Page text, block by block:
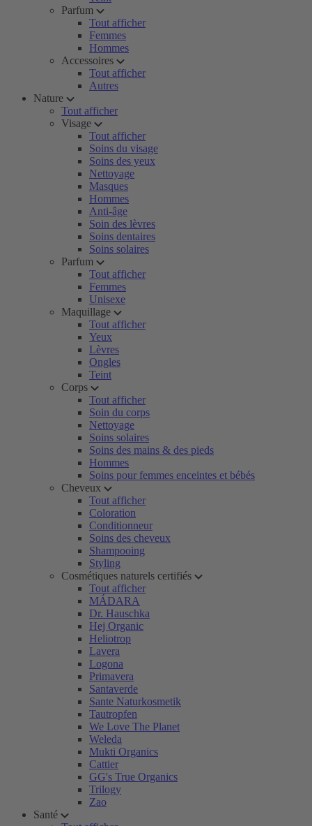
Parfum
Tout afficher
Femmes
Hommes
Accessoires
Tout afficher
Autres
Nature
Tout afficher
Visage
Tout afficher
Soins du visage
Soins des yeux
Nettoyage
Masques
Hommes
Anti-âge
Soin des lèvres
Soins dentaires
Soins solaires
Parfum
Tout afficher
Femmes
Unisexe
Maquillage
Tout afficher
Yeux
Lèvres
Ongles
Teint
Corps
Tout afficher
Soin du corps
Nettoyage
Soins solaires
Soins des mains & des pieds
Hommes
Soins pour femmes enceintes et bébés
Cheveux
Tout afficher
Coloration
Conditionneur
Soins des cheveux
Shampooing
Styling
Cosmétiques naturels certifiés
Tout afficher
MÁDARA
Dr. Hauschka
Hej Organic
Heliotrop
Lavera
Logona
Primavera
Santaverde
Sante Naturkosmetik
Tautropfen
We Love The Planet
Weleda
Mukti Organics
Cattier
GG's True Organics
Trilogy
Zao
Santé